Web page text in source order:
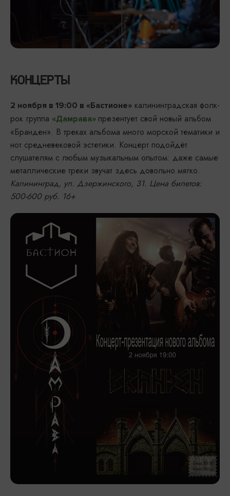
КОНЦЕРТЫ
2 ноября в 19:00 в «Бастионе» калининградская фолк-
рок группа «Дамрава» презентует свой новый альбом
«Бранден». В треках альбома много морской тематики и
нот средневековой эстетики. Концерт подойдёт
слушателям с любым музыкальным опытом: даже самые
металлические треки звучат здесь довольно мягко.
Калининград, ул. Дзержинского, 31. Цена билетов:
500-600 руб. 16+